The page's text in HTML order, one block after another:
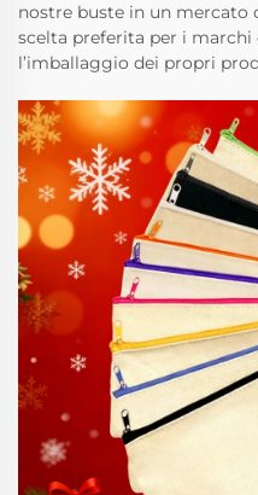
nostre buste in un mercato
scelta preferita per i
l’imballaggio dei propri